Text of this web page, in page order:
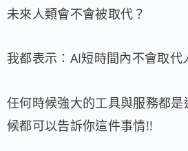
未來人類會不會被取代？
我都表示：AI短時間內不會取
任何時候強大的工具與服務都
候都可以告訴你這件事情!!